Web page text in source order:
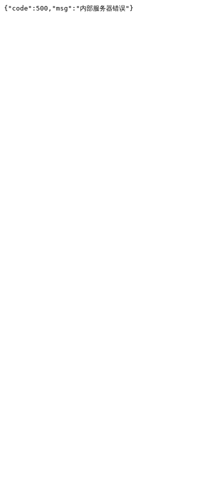
{"code":500,"msg":"内部服务器错误"}